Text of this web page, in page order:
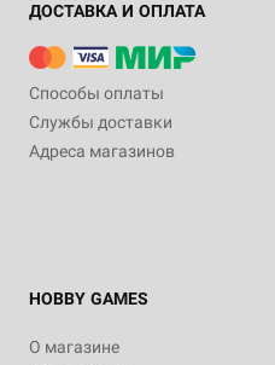
ДОСТАВКА И ОПЛАТА
Способы оплаты
Службы доставки
Адреса магазинов
HOBBY GAMES
О магазине